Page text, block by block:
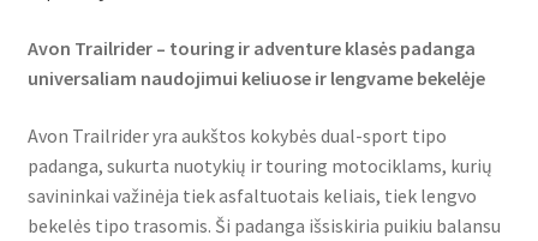
Avon Trailrider – touring ir adventure klasės padanga
universaliam naudojimui keliuose ir lengvame bekelėje
Avon Trailrider yra aukštos kokybės dual-sport tipo
padanga, sukurta nuotykių ir touring motociklams, kurių
savininkai važinėja tiek asfaltuotais keliais, tiek lengvo
bekelės tipo trasomis. Ši padanga išsiskiria puikiu balansu